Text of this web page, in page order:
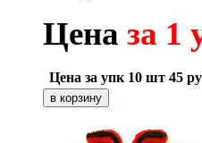
Цена за 1
Цена за упк 10 шт 45